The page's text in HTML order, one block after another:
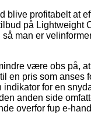
blive profitabelt at
på Lightweight
man er
være obs på,
en pris som anses
for en
anden side
overfor fup e-